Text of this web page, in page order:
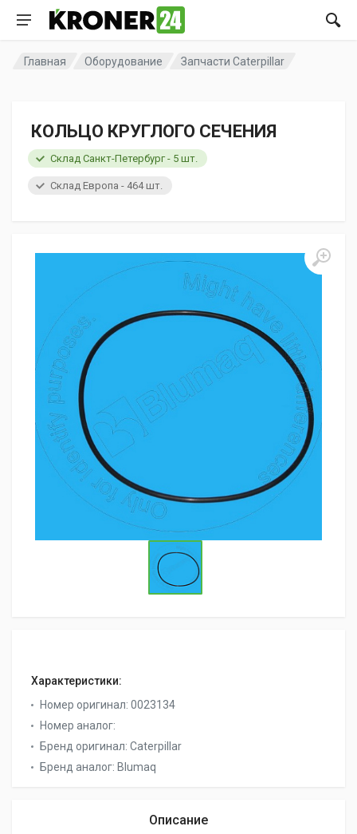
Главная Оборудование Запчасти Caterpillar
КОЛЬЦО КРУГЛОГО СЕЧЕНИЯ
Склад Санкт-Петербург - 5 шт.
Склад Европа - 464 шт.
Характеристики:
Номер оригинал: 0023134
Номер аналог:
Бренд оригинал: Caterpillar
Бренд аналог: Blumaq
Описание